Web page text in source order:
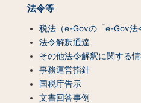
法令等
税法（e-Govの「e-Gov法
法令解釈通達
その他法令解釈に関する
事務運営指針
国税庁告示
文書回答事例